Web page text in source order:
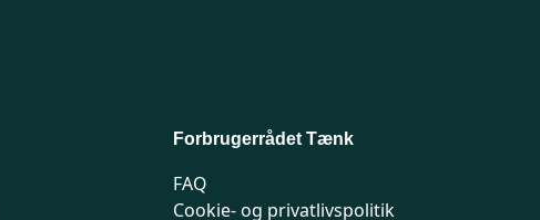
Forbrugerrådet Tænk
FAQ
Cookie- og privatlivspolitik